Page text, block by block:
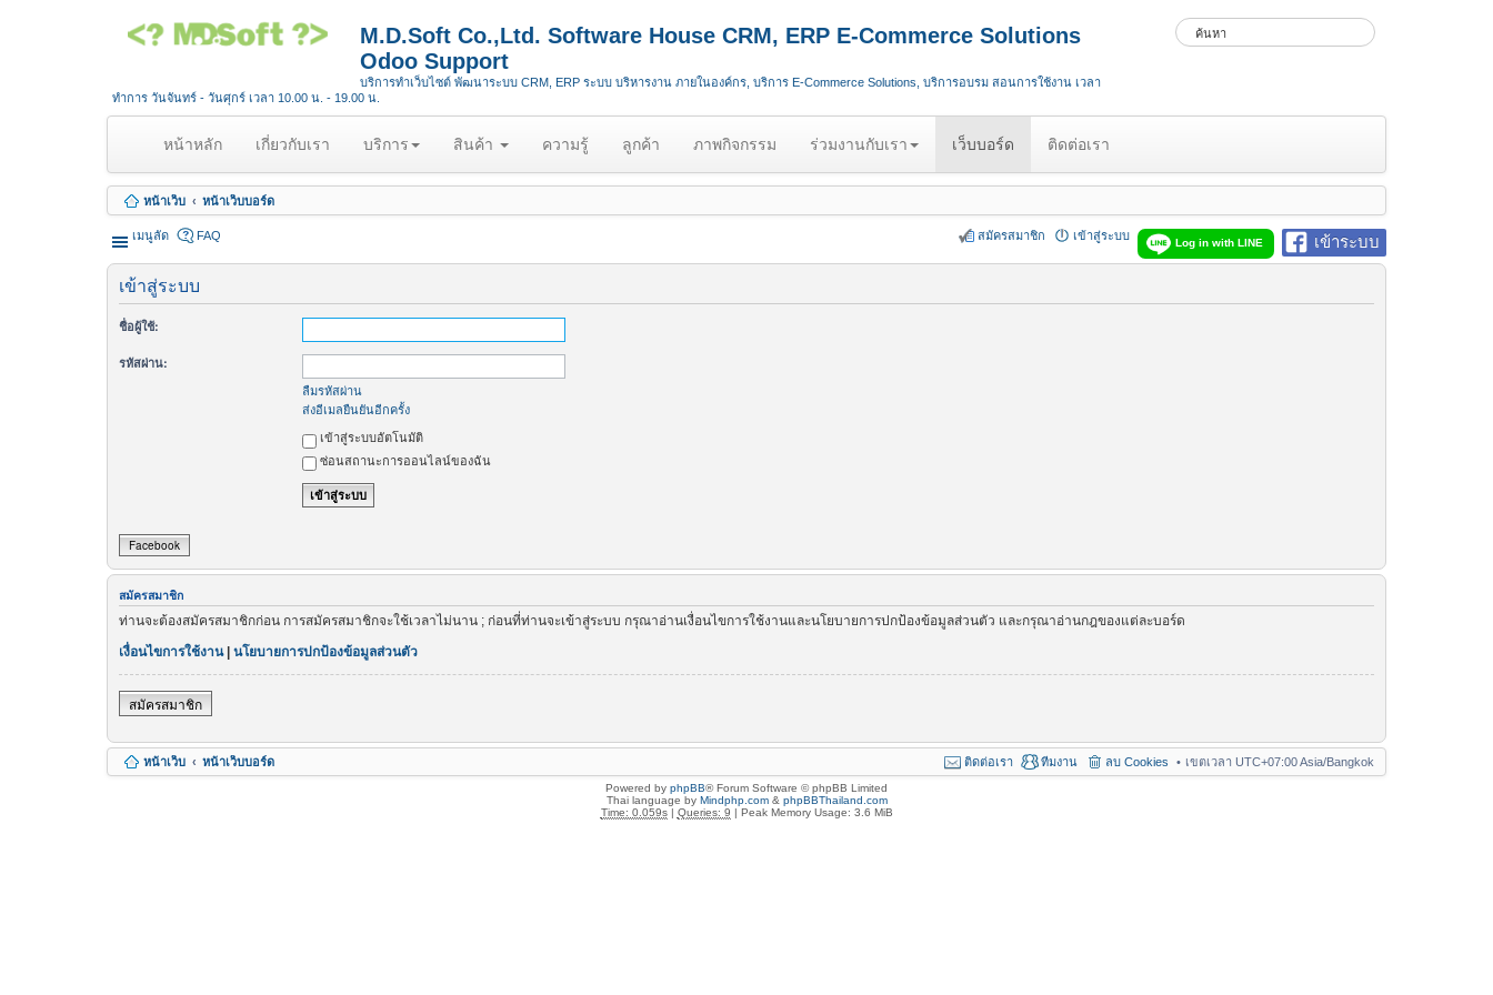
M.D.Soft Co.,Ltd. Software House CRM, ERP E-Commerce Solutions
Odoo Support
บริการทำเว็บไซต์ พัฒนาระบบ CRM, ERP ระบบ บริหารงาน ภายในองค์กร, บริการ E-Commerce Solutions, บริการอบรม สอนการใช้งาน เวลา
ทำการ วันจันทร์ - วันศุกร์ เวลา 10.00 น. - 19.00 น.
หน้าหลัก(
u
r
เกี่ยวกับเรา บริการ สินค้า ความรู้ ลูกค้า ภาพกิจกรรม ร่วมงานกับเรา เว็บบอร์ด ติดต่อเรา
หน้าเว็บ หน้าเว็บบอร์ด
เมนูลัด เข้าระบบ
Log in with LINE
FAQ เข้าสู่ระบบ
สมัครสมาชิก
เข้าสู่ระบบ
ชื่อผู้ใช้:
รหัสผ่าน:
ลืมรหัสผ่าน
ส่งอีเมลยืนยันอีกครั้ง
เข้าสู่ระบบอัตโนมัติ
ซ่อนสถานะการออนไลน์ของฉัน
Facebook
สมัครสมาชิก
ท่านจะต้องสมัครสมาชิกก่อน การสมัครสมาชิกจะใช้เวลาไม่นาน ; ก่อนที่ท่านจะเข้าสู่ระบบ กรุณาอ่านเงื่อนไขการใช้งานและนโยบายการปกป้องข้อมูลส่วนตัว และกรุณาอ่านกฎของแต่ละบอร์ด
เงื่อนไขการใช้งาน| นโยบายการปกป้องข้อมูลส่วนตัว
สมัครสมาชิก
หน้าเว็บ หน้าเว็บบอร์ด เขตเวลา UTC+07:00 Asia/Bangkok
ลบ Cookies
ทีมงาน
ติดต่อเรา
Powered by phpBB® Forum Software © phpBB Limited
Thai language by Mindphp.com& phpBBThailand.com
Time: 0.059s| Queries: 9 | Peak Memory Usage: 3.6 MiB